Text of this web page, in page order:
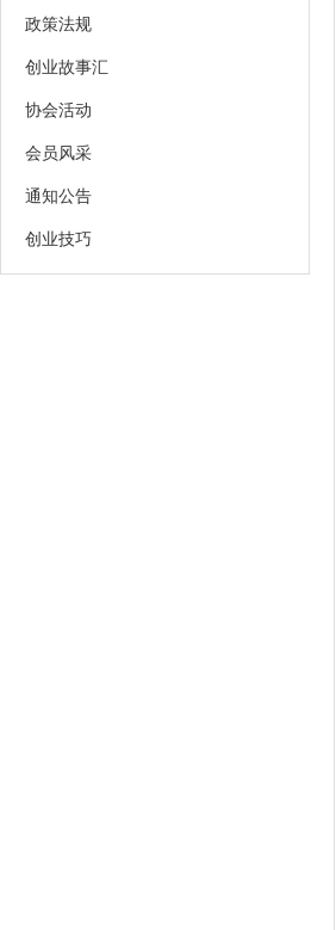
政策法规
创业故事汇
协会活动
会员风采
通知公告
创业技巧